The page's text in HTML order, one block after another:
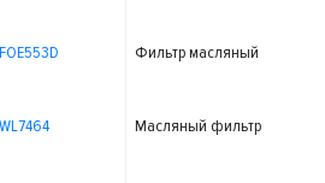
FOE553D Фильтр масляный
WL7464 Масляный фильтр